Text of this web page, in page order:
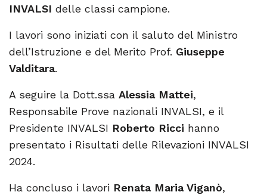
INVALSI delle classi campione.
I lavori sono iniziati con il saluto del Ministro
dell’Istruzione e del Merito Prof. Giuseppe
Valditara.
A seguire la Dott.ssa Alessia Mattei,
Responsabile Prove nazionali INVALSI, e il
Presidente INVALSI Roberto Ricci hanno
presentato i Risultati delle Rilevazioni INVALSI
2024.
Ha concluso i lavori Renata Maria Viganò,